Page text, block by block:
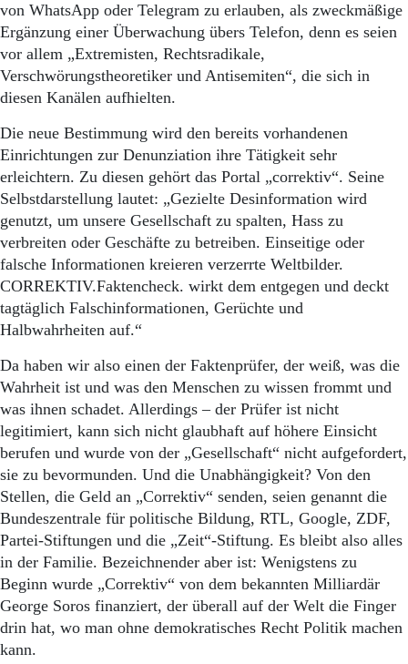
von WhatsApp oder Telegram zu erlauben, als zweckmäßige
Ergänzung einer Überwachung übers Telefon, denn es seien
vor allem „Extremisten, Rechtsradikale,
Verschwörungstheoretiker und Antisemiten“, die sich in
diesen Kanälen aufhielten.
Die neue Bestimmung wird den bereits vorhandenen
Einrichtungen zur Denunziation ihre Tätigkeit sehr
erleichtern. Zu diesen gehört das Portal „correktiv“. Seine
Selbstdarstellung lautet: „Gezielte Desinformation wird
genutzt, um unsere Gesellschaft zu spalten, Hass zu
verbreiten oder Geschäfte zu betreiben. Einseitige oder
falsche Informationen kreieren verzerrte Weltbilder.
CORREKTIV.Faktencheck. wirkt dem entgegen und deckt
tagtäglich Falschinformationen, Gerüchte und
Halbwahrheiten auf.“
Da haben wir also einen der Faktenprüfer, der weiß, was die
Wahrheit ist und was den Menschen zu wissen frommt und
was ihnen schadet. Allerdings – der Prüfer ist nicht
legitimiert, kann sich nicht glaubhaft auf höhere Einsicht
berufen und wurde von der „Gesellschaft“ nicht aufgefordert,
sie zu bevormunden. Und die Unabhängigkeit? Von den
Stellen, die Geld an „Correktiv“ senden, seien genannt die
Bundeszentrale für politische Bildung, RTL, Google, ZDF,
Partei-Stiftungen und die „Zeit“-Stiftung. Es bleibt also alles
in der Familie. Bezeichnender aber ist: Wenigstens zu
Beginn wurde „Correktiv“ von dem bekannten Milliardär
George Soros finanziert, der überall auf der Welt die Finger
drin hat, wo man ohne demokratisches Recht Politik machen
kann.